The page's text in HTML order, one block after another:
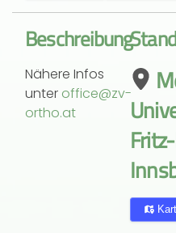
Beschreibung
Nähere Infos
unter office@zv-
ortho.at